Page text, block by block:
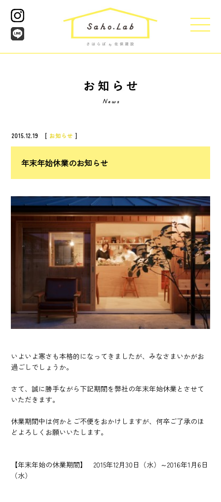
2015.12.19 [ お知らせ ]
年末年始休業のお知らせ
いよいよ寒さも本格的になってきましたが、みなさまいかがお
過ごしでしょうか。
さて、誠に勝手ながら下記期間を弊社の年末年始休業とさせて
いただきます。
休業期間中は何かとご不便をおかけしますが、何卒ご了承のほ
どよろしくお願いいたします。
【年末年始の休業期間】 2015年12月30日（水）～2016年1月6日
（水）